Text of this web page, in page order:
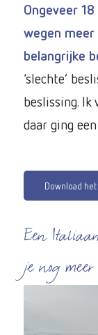
Ongeveer
wegen
belangrijke
‘slechte’
beslissing. Ik
daar ging
Download
Een
je nog